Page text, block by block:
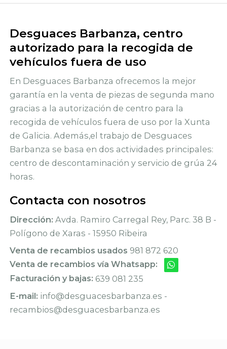
Desguaces Barbanza, centro
autorizado para la recogida de
vehículos fuera de uso
En Desguaces Barbanza ofrecemos la mejor
garantía en la venta de piezas de segunda mano
gracias a la autorización de centro para la
recogida de vehículos fuera de uso por la Xunta
de Galicia. Además,el trabajo de Desguaces
Barbanza se basa en dos actividades principales:
centro de descontaminación y servicio de grúa 24
horas.
Contacta con nosotros
Dirección: Avda. Ramiro Carregal Rey, Parc. 38 B -
Polígono de Xaras - 15950 Ribeira
Venta de recambios usados 981 872 620
Venta de recambios vía Whatsapp:
Facturación y bajas: 639 081 235
E-mail: info@desguacesbarbanza.es -
recambios@desguacesbarbanza.es